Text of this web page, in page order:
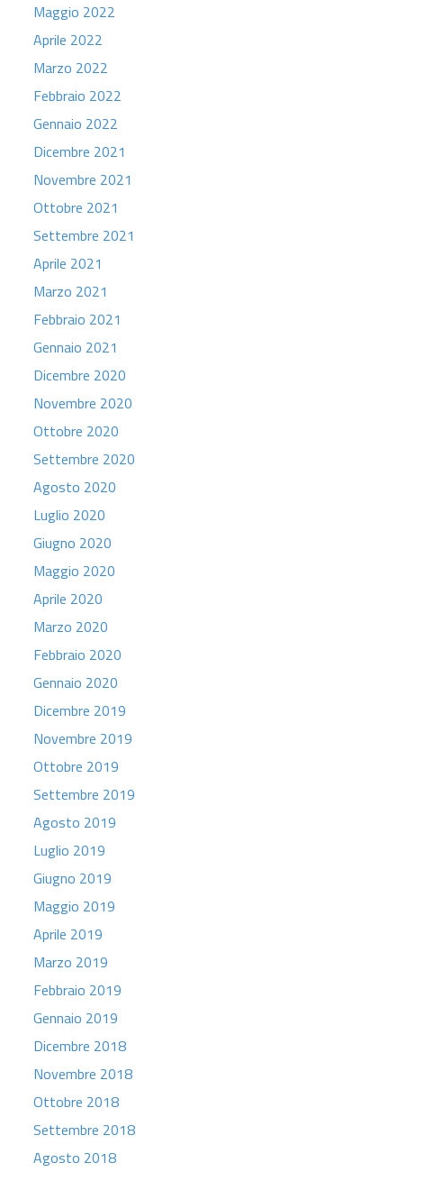
Maggio 2022
Aprile 2022
Marzo 2022
Febbraio 2022
Gennaio 2022
Dicembre 2021
Novembre 2021
Ottobre 2021
Settembre 2021
Aprile 2021
Marzo 2021
Febbraio 2021
Gennaio 2021
Dicembre 2020
Novembre 2020
Ottobre 2020
Settembre 2020
Agosto 2020
Luglio 2020
Giugno 2020
Maggio 2020
Aprile 2020
Marzo 2020
Febbraio 2020
Gennaio 2020
Dicembre 2019
Novembre 2019
Ottobre 2019
Settembre 2019
Agosto 2019
Luglio 2019
Giugno 2019
Maggio 2019
Aprile 2019
Marzo 2019
Febbraio 2019
Gennaio 2019
Dicembre 2018
Novembre 2018
Ottobre 2018
Settembre 2018
Agosto 2018